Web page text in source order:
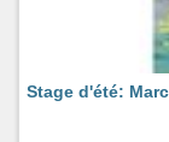
Stage d'été: